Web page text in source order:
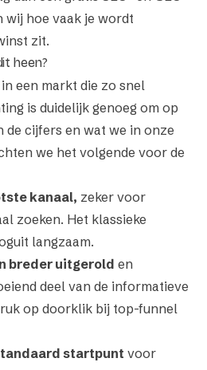
wij hoe vaak je wordt
zit.
heen?
een markt die zo snel
is duidelijk genoeg om op
de cijfers en wat we in onze
we het volgende voor de
kanaal, zeker voor
zoeken. Het klassieke
langzaam.
breder uitgerold en
deel van de informatieve
op doorklik bij top-funnel
startpunt voor